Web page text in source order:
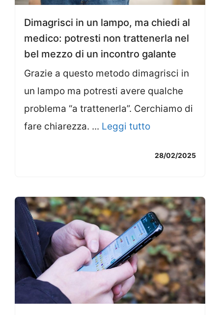
Dimagrisci in un lampo, ma chiedi al
medico: potresti non trattenerla nel
bel mezzo di un incontro galante
Grazie a questo metodo dimagrisci in
un lampo ma potresti avere qualche
problema “a trattenerla”. Cerchiamo di
fare chiarezza. ... Leggi tutto
28/02/2025